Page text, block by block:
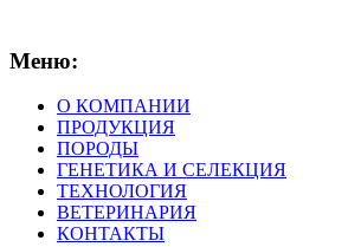
Меню:
О КОМПАНИИ
ПРОДУКЦИЯ
ПОРОДЫ
ГЕНЕТИКА И СЕЛЕКЦИЯ
ТЕХНОЛОГИЯ
ВЕТЕРИНАРИЯ
КОНТАКТЫ